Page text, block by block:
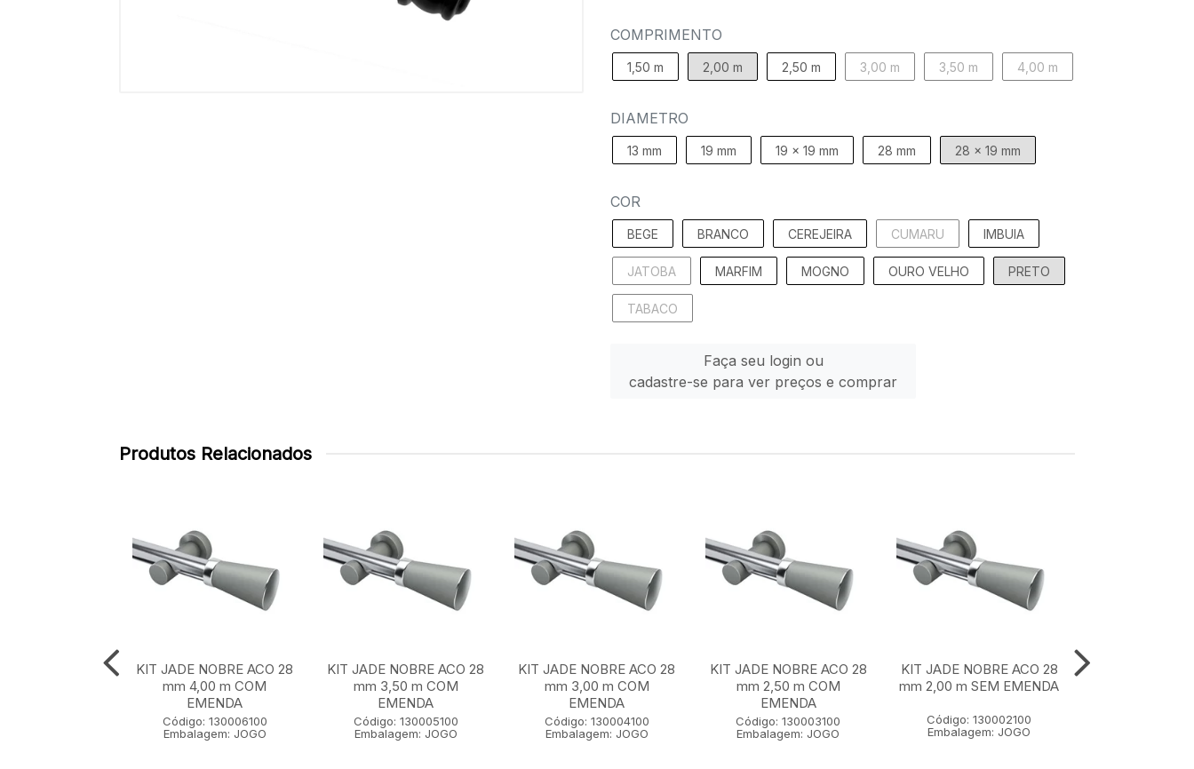
COMPRIMENTO
1,50 m 2,00 m 2,50 m 3,00 m 3,50 m 4,00 m
DIAMETRO
13 mm 19 mm 19 x 19 mm 28 mm 28 x 19 mm
COR
BEGE BRANCO CEREJEIRA CUMARU IMBUIA
JATOBA MARFIM MOGNO OURO VELHO PRETO
TABACO
Faça seu login ou
cadastre-se para ver preços e comprar
Produtos Relacionados
KIT JADE NOBRE ACO 28
mm 4,00 m COM
EMENDA
Código: 130006100
Embalagem: JOGO
KIT JADE NOBRE ACO 28
mm 3,50 m COM
EMENDA
Código: 130005100
Embalagem: JOGO
KIT JADE NOBRE ACO 28
mm 3,00 m COM
EMENDA
Código: 130004100
Embalagem: JOGO
KIT JADE NOBRE ACO 28
mm 2,50 m COM
EMENDA
Código: 130003100
Embalagem: JOGO
KIT JADE NOBRE ACO 28
mm 2,00 m SEM EMENDA
Código: 130002100
Embalagem: JOGO